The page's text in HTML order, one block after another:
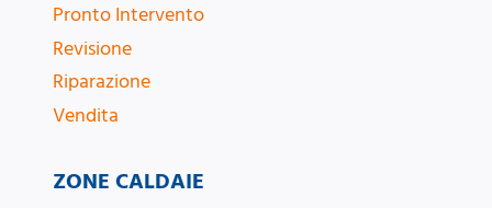
Pronto Intervento
Revisione
Riparazione
Vendita
ZONE CALDAIE